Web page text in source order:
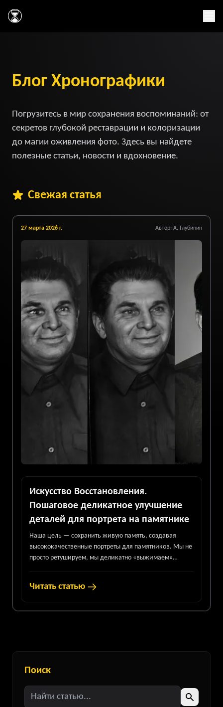
Главная
Блог Хронографики
Погрузитесь в мир сохранения воспоминаний: от
секретов глубокой реставрации и колоризации
до магии оживления фото. Здесь вы найдете
полезные статьи, новости и вдохновение.
Свежая статья
27 марта 2026 г. Автор: А. Глубинин
Искусство Восстановления.
Пошаговое деликатное улучшение
деталей для портрета на памятнике
Наша цель — сохранить живую память, создавая
высококачественные портреты для памятников. Мы не
просто ретушируем, мы деликатно «выжимаем»
Читать статью
Поиск